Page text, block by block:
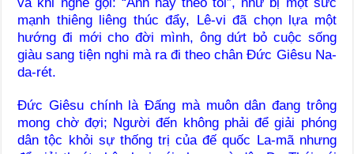
mạnh thiêng liêng thúc đẩy, Lê-vi đã chọn lựa một
hướng đi mới cho đời mình, ông dứt bỏ cuộc sống
giàu sang tiện nghi mà ra đi theo chân Đức Giêsu Na-
da-rét.
Đức Giêsu chính là Đấng mà muôn dân đang trông
mong chờ đợi; Người đến không phải để giải phóng
dân tộc khỏi sự thống trị của đế quốc La-mã nhưng